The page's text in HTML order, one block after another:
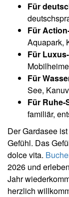
Für
Für
Aquapark,
Für
Für
See,
Für Ruhe-
familiär,
Der Gardasee
Gefühl. Das
dolce vita.
2026 und
Jahr
herzlich